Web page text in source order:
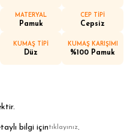
MATERYAL
Pamuk
CEP TİPİ
Cepsiz
KUMAŞ TİPİ
Düz
KUMAŞ KARIŞIMI
%100 Pamuk
bilgi içintıklayınız.